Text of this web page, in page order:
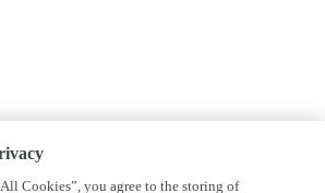
Cookies”, you agree to the storing of